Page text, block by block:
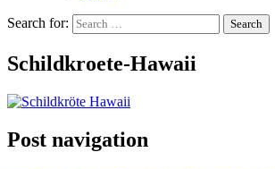
Search for:
Schildkroete-Hawaii
Post navigation